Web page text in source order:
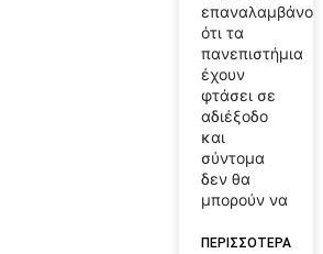
επαναλαμβάνουν
ότι τα
πανεπιστήμια
έχουν
φτάσει σε
αδιέξοδο
και
σύντομα
δεν θα
μπορούν να
ΠΕΡΙΣΣΟΤΕΡΑ